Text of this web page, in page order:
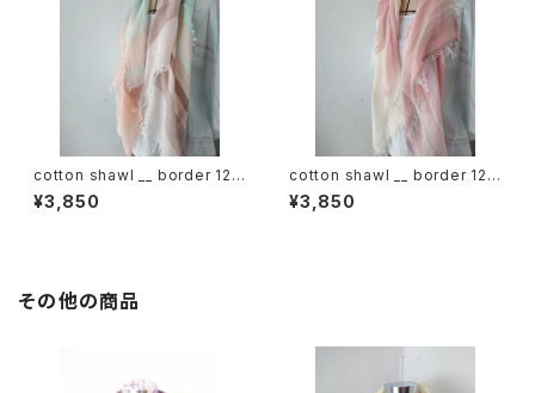
cotton shawl __ border 120
春麗w
¥3,850
cotton shawl __ border 120
桜花w
¥3,850
その他の商品